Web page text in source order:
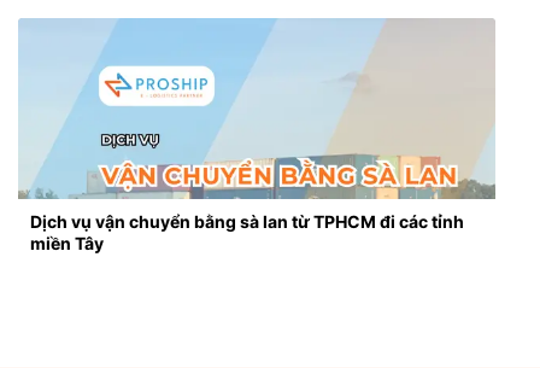
Dịch vụ vận chuyển bằng sà lan từ TPHCM đi các tỉnh
miền Tây